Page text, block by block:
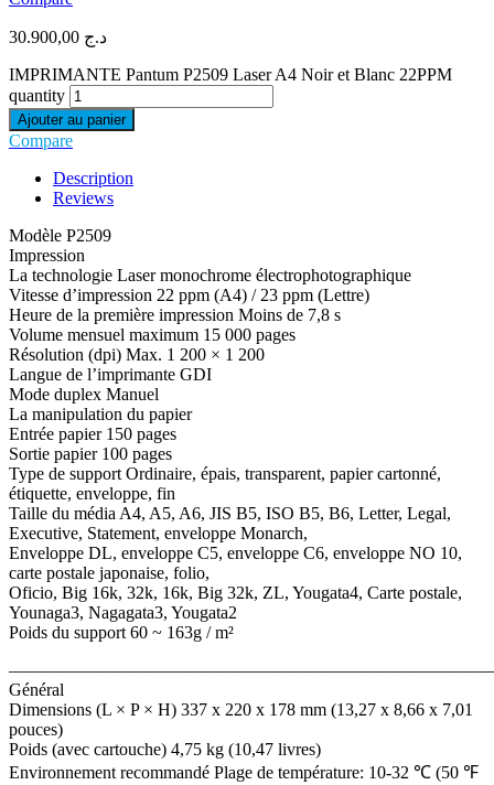
د.ج
IMPRIMANTE Pantum P2509 Laser A4 Noir et Blanc 22PPM
quantity
Ajouter au panier
Compare
Description
Reviews
Modèle P2509
Impression
La technologie Laser monochrome électrophotographique
Vitesse d’impression 22 ppm (A4) / 23 ppm (Lettre)
Heure de la première impression Moins de 7,8 s
Volume mensuel maximum 15 000 pages
Résolution (dpi) Max. 1 200 × 1 200
Langue de l’imprimante GDI
Mode duplex Manuel
La manipulation du papier
Entrée papier 150 pages
Sortie papier 100 pages
Type de support Ordinaire, épais, transparent, papier cartonné,
étiquette, enveloppe, fin
Taille du média A4, A5, A6, JIS B5, ISO B5, B6, Letter, Legal,
Executive, Statement, enveloppe Monarch,
Enveloppe DL, enveloppe C5, enveloppe C6, enveloppe NO 10,
carte postale japonaise, folio,
Oficio, Big 16k, 32k, 16k, Big 32k, ZL, Yougata4, Carte postale,
Younaga3, Nagagata3, Yougata2
Poids du support 60 ~ 163g / m²
Général
Dimensions (L × P × H) 337 x 220 x 178 mm (13,27 x 8,66 x 7,01
pouces)
Poids (avec cartouche) 4,75 kg (10,47 livres)
Environnement recommandé Plage de température: 10-32 ℃ (50 ℉